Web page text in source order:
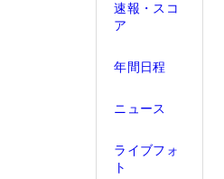
速報・スコ
ア
年間日程
ニュース
ライブフォ
ト